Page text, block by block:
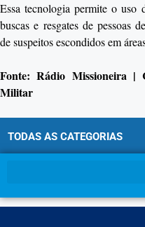
Essa tecnologia permite o uso
buscas e resgates de pessoas
de suspeitos escondidos em
Fonte: Rádio Missioneira |
Militar
TODAS AS CATEGORIAS